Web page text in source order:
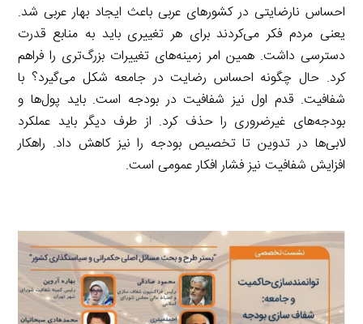
احساس نارضایتی در کشورهای عربی باعث ایجاد بهار عربی شد.
یعنی مردم فکر می‌کردند برای هر تغییری باید به منابع قدرت
دسترسی داشت. همین امر زمینه‌های تغییرات بزرگ‌تری را فراهم
کرد. حال چگونه احساس رضایت در جامعه شکل می‌گیرد؟ با
شفافیت. قدم اول نیز شفافیت در بودجه است. باید پول‌ها و
بودجه‌های غیر‌ضروری را حذف کرد. از طرف دیگر باید عملکرد
لابی‌ها در تدوین تا تخصیص بودجه را نیز کاهش داد. راهکار
افزایش شفافیت نیز فشار افکار عمومی است.